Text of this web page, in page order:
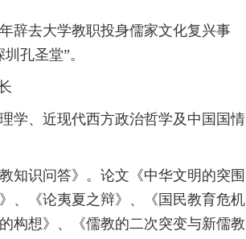
辞去大学教职投身儒家文化复兴事
孔圣堂”。
学、近现代西方政治哲学及中国国情
知识问答》。论文《中华文明的突围
、《论夷夏之辩》、《国民教育危机
构想》、《儒教的二次突变与新儒教